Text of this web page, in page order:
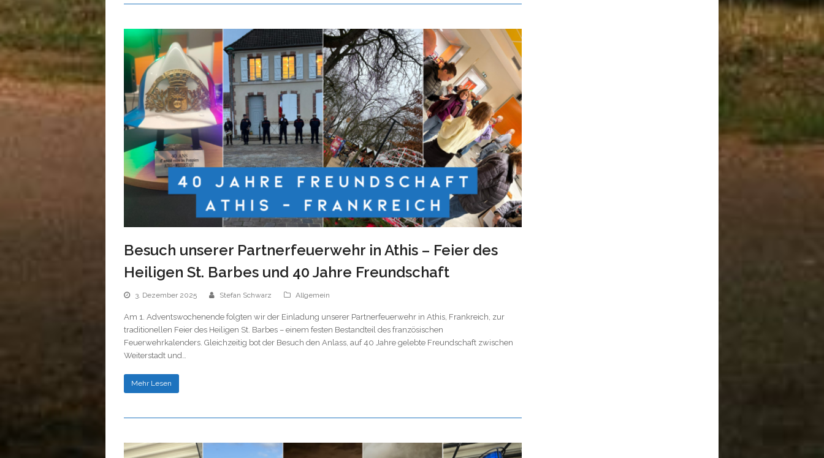
Besuch unserer Partnerfeuerwehr in Athis – Feier des
Heiligen St. Barbes und 40 Jahre Freundschaft
3. Dezember 2025 Stefan Schwarz Allgemein
Am 1. Adventswochenende folgten wir der Einladung unserer Partnerfeuerwehr in Athis, Frankreich, zur
traditionellen Feier des Heiligen St. Barbes – einem festen Bestandteil des französischen
Feuerwehrkalenders. Gleichzeitig bot der Besuch den Anlass, auf 40 Jahre gelebte Freundschaft zwischen
Weiterstadt und…
Mehr Lesen